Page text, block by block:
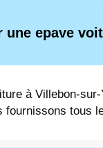
epave
à Villebon-
tous